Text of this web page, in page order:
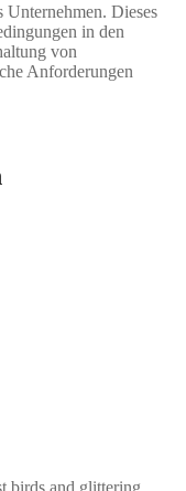
Dieses
in den
von
Anforderungen